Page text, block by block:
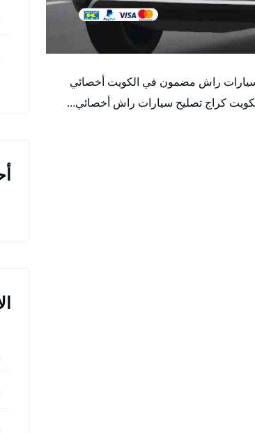
راش مضمون في الكويت أخصائي
كراج تصليح سيارات راش أخصائي…